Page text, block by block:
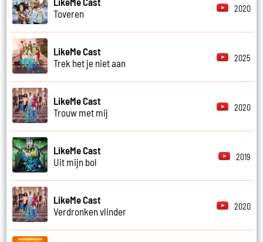
Toveren
2020
LikeMe Cast
Trek het je niet aan
2025
LikeMe Cast
Trouw met mij
2020
LikeMe Cast
Uit mijn bol
2019
LikeMe Cast
Verdronken vlinder
2020